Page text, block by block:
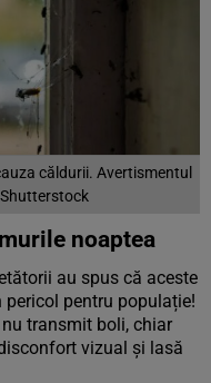
căldurii. Avertismentul
noaptea
au spus că aceste
pentru populație!
transmit boli, chiar
vizual și lasă